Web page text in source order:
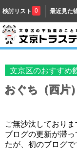
検討リスト 0 最近見た
文京区のおすすめ
おぐち（西片）
ご無沙汰しておりま
ブログの更新が滞
たが、初のブログで